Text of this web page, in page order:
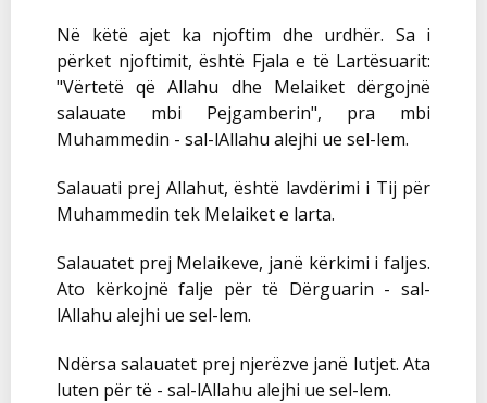
Në këtë ajet ka njoftim dhe urdhër. Sa i
përket njoftimit, është Fjala e të Lartësuarit:
"Vërtetë që Allahu dhe Melaiket dërgojnë
salauate mbi Pejgamberin", pra mbi
Muhammedin - sal-lAllahu alejhi ue sel-lem.
Salauati prej Allahut, është lavdërimi i Tij për
Muhammedin tek Melaiket e larta.
Salauatet prej Melaikeve, janë kërkimi i faljes.
Ato kërkojnë falje për të Dërguarin - sal-
lAllahu alejhi ue sel-lem.
Ndërsa salauatet prej njerëzve janë lutjet. Ata
luten për të - sal-lAllahu alejhi ue sel-lem.